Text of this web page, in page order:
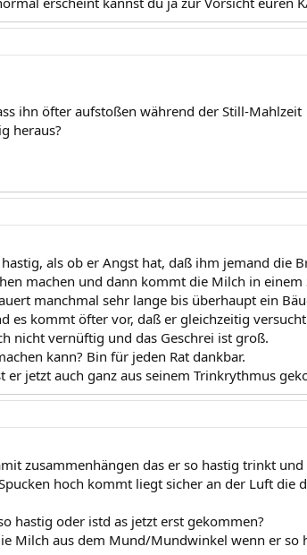
ihn öfter aufstoßen während der Still-Mahlzeit
heraus?
als ob er Angst hat, daß ihm jemand die
machen und dann kommt die Milch in
manchmal sehr lange bis überhaupt ein
es kommt öfter vor, daß er gleichzeitig
nicht vernüftig und das Geschrei ist groß.
kann? Bin für jeden Rat dankbar.
er jetzt auch ganz aus seinem Trinkrythmus
zusammenhängen das er so hastig trinkt
hoch kommt liegt sicher an der Luft die
hastig oder istd as jetzt erst gekommen?
Milch aus dem Mund/Mundwinkel wenn er so